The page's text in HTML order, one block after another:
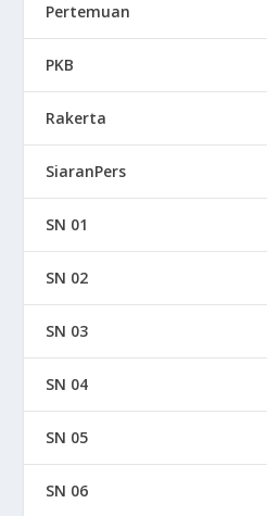
Pertemuan
PKB
Rakerta
SiaranPers
SN 01
SN 02
SN 03
SN 04
SN 05
SN 06